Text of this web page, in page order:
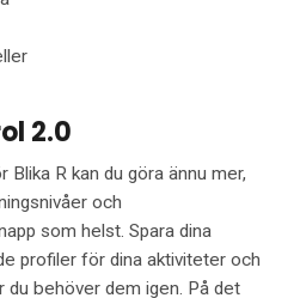
2.0
R kan du göra ännu mer,
och
som helst. Spara dina
profiler för dina aktiviteter och
du behöver dem igen. På det